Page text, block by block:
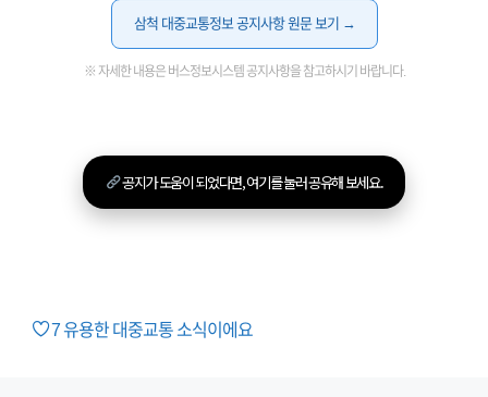
삼척 대중교통정보 공지사항 원문 보기 →
※ 자세한 내용은 버스정보시스템 공지사항을 참고하시기 바랍니다.
공지가 도움이 되었다면, 여기를 눌러 공유해 보세요.
7유용한 대중교통 소식이에요